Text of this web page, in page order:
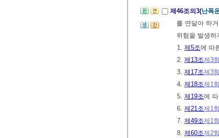
제46조의3(난폭
를 연달아 하
위험을 발생
1. 제5조에 따
2. 제13조제3
3. 제17조제3
4. 제18조제1
5. 제19조에
6. 제21조제1
7. 제49조제1
8. 제60조제2